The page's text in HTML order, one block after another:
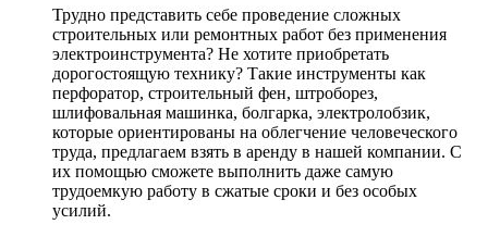
Трудно представить себе проведение сложных
строительных или ремонтных работ без применения
электроинструмента? Не хотите приобретать
дорогостоящую технику? Такие инструменты как
перфоратор, строительный фен, штроборез,
шлифовальная машинка, болгарка, электролобзик,
которые ориентированы на облегчение человеческого
труда, предлагаем взять в аренду в нашей компании. С
их помощью сможете выполнить даже самую
трудоемкую работу в сжатые сроки и без особых
усилий.